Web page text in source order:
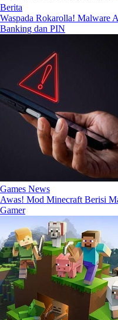
Berita
Waspada Rokarolla! Malware
Banking dan PIN
Games News
Awas! Mod Minecraft Berisi
Gamer